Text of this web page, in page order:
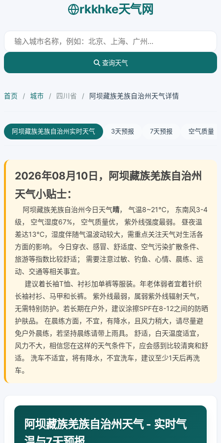
rkkhke天气网
查询天气
首页 / 城市 / 四川省 / 阿坝藏族羌族自治州天气详情
阿坝藏族羌族自治州实时天气 3天预报 7天预报 空气质量
2026年08月10日，阿坝藏族羌族自治州
天气小贴士：
阿坝藏族羌族自治州今日天气晴， 气温8~21℃， 东南风3-4
级， 空气湿度67%， 空气质量优， 紫外线强度最弱。 昼夜温
差达13℃，湿度伴随气温波动较大，需重点关注天气对生活各
方面的影响。 今日穿衣、感冒、舒适度、空气污染扩散条件、
旅游等指数比较舒适； 需要注意过敏、钓鱼、心情、晨练、运
动、交通等相关事宜。
建议着长袖T恤、衬衫加单裤等服装。年老体弱者宜着针织
长袖衬衫、马甲和长裤。 紫外线最弱，属弱紫外线辐射天气，
无需特别防护。若长期在户外，建议涂擦SPF在8-12之间的防晒
护肤品。 在晨练方面，不宜，有降水，且风力稍大，请尽量避
免户外晨练，若坚持晨练请带上雨具。 舒适，白天温度适宜，
风力不大，相信您在这样的天气条件下，应会感到比较清爽和舒
适。 洗车不适宜，将有降水，不宜洗车，建议至少1天后再洗
车。
阿坝藏族羌族自治州天气 - 实时气